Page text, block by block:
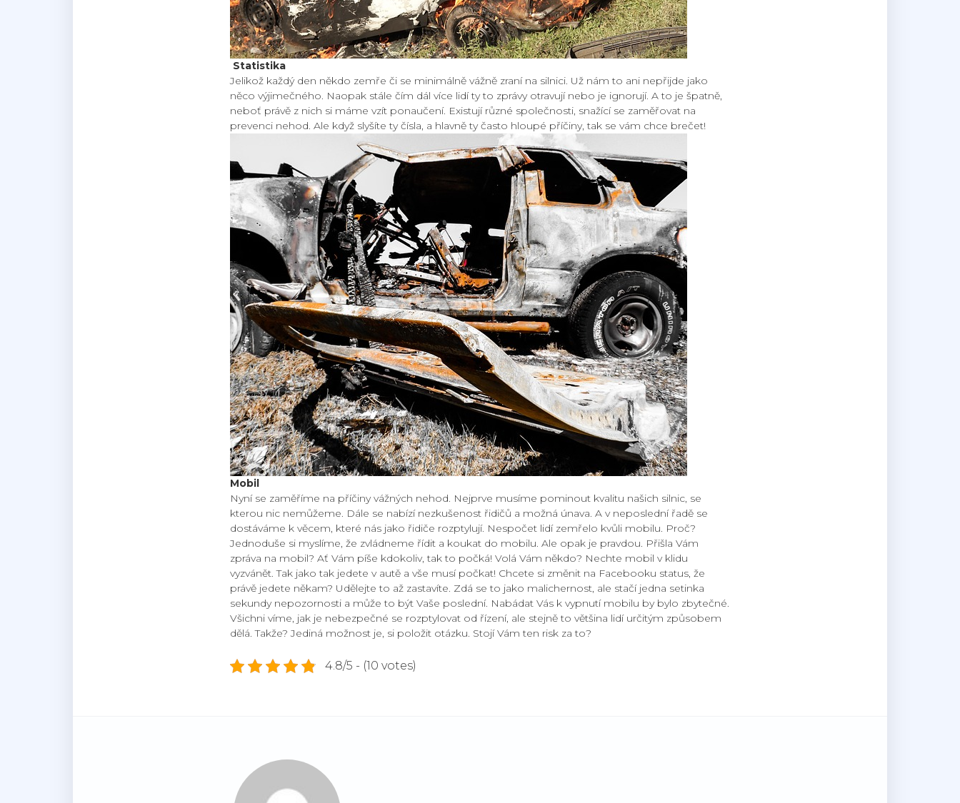
Statistika
Jelikož každý den někdo zemře či se minimálně vážně zraní na silnici. Už nám to ani nepřijde jako
něco výjimečného. Naopak stále čím dál více lidí ty to zprávy otravují nebo je ignorují. A to je špatně,
neboť právě z nich si máme vzít ponaučení. Existují různé společnosti, snažící se zaměřovat na
prevenci nehod. Ale když slyšíte ty čísla, a hlavně ty často hloupé příčiny, tak se vám chce brečet!
Mobil
Nyní se zaměříme na příčiny vážných nehod. Nejprve musíme pominout kvalitu našich silnic, se
kterou nic nemůžeme. Dále se nabízí nezkušenost řidičů a možná únava. A v neposlední řadě se
dostáváme k věcem, které nás jako řidiče rozptylují. Nespočet lidí zemřelo kvůli mobilu. Proč?
Jednoduše si myslíme, že zvládneme řídit a koukat do mobilu. Ale opak je pravdou. Přišla Vám
zpráva na mobil? Ať Vám píše kdokoliv, tak to počká! Volá Vám někdo? Nechte mobil v klidu
vyzvánět. Tak jako tak jedete v autě a vše musí počkat! Chcete si změnit na Facebooku status, že
právě jedete někam? Udělejte to až zastavíte. Zdá se to jako malichernost, ale stačí jedna setinka
sekundy nepozornosti a může to být Vaše poslední. Nabádat Vás k vypnutí mobilu by bylo zbytečné.
Všichni víme, jak je nebezpečné se rozptylovat od řízení, ale stejně to většina lidí určitým způsobem
dělá. Takže? Jediná možnost je, si položit otázku. Stojí Vám ten risk za to?
4.8/5 - (10 votes)